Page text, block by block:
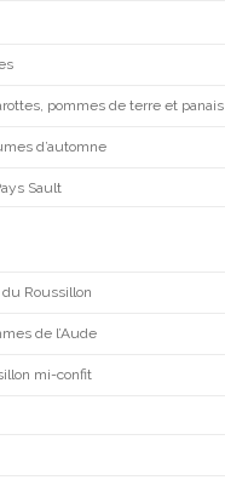
pommes de terre et panais
d’automne
Sault
Roussillon
de l’Aude
mi-confit